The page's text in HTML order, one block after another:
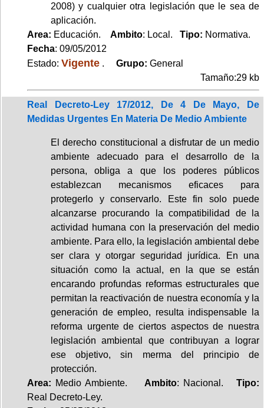
2008) y cualquier otra legislación que le sea de
aplicación.
Area: Educación. Ambito: Local. Tipo: Normativa.
Fecha: 09/05/2012
Estado: Vigente . Grupo: General
Tamaño:29 kb
Real Decreto-Ley 17/2012, De 4 De Mayo, De
Medidas Urgentes En Materia De Medio Ambiente
El derecho constitucional a disfrutar de un medio
ambiente adecuado para el desarrollo de la
persona, obliga a que los poderes públicos
establezcan mecanismos eficaces para
protegerlo y conservarlo. Este fin solo puede
alcanzarse procurando la compatibilidad de la
actividad humana con la preservación del medio
ambiente. Para ello, la legislación ambiental debe
ser clara y otorgar seguridad jurídica. En una
situación como la actual, en la que se están
encarando profundas reformas estructurales que
permitan la reactivación de nuestra economía y la
generación de empleo, resulta indispensable la
reforma urgente de ciertos aspectos de nuestra
legislación ambiental que contribuyan a lograr
ese objetivo, sin merma del principio de
protección.
Area: Medio Ambiente. Ambito: Nacional.Tipo:
Real Decreto-Ley.